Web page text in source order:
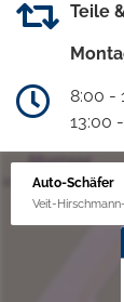
Teile
8:00 -
13:00
Auto-Schäfer
Veit-